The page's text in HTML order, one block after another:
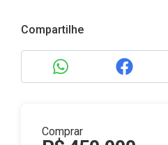
Compartilhe
Comprar